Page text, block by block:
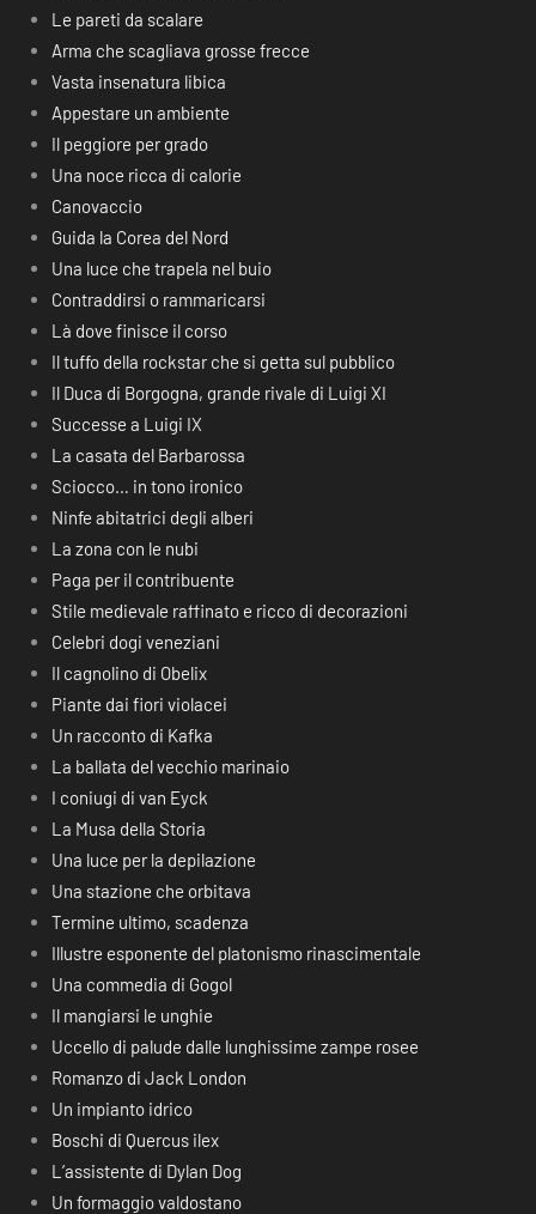
Le pareti da scalare
Arma che scagliava grosse frecce
Vasta insenatura libica
Appestare un ambiente
Il peggiore per grado
Una noce ricca di calorie
Canovaccio
Guida la Corea del Nord
Una luce che trapela nel buio
Contraddirsi o rammaricarsi
Là dove finisce il corso
Il tuffo della rockstar che si getta sul pubblico
Il Duca di Borgogna, grande rivale di Luigi XI
Successe a Luigi IX
La casata del Barbarossa
Sciocco… in tono ironico
Ninfe abitatrici degli alberi
La zona con le nubi
Paga per il contribuente
Stile medievale raffinato e ricco di decorazioni
Celebri dogi veneziani
Il cagnolino di Obelix
Piante dai fiori violacei
Un racconto di Kafka
La ballata del vecchio marinaio
I coniugi di van Eyck
La Musa della Storia
Una luce per la depilazione
Una stazione che orbitava
Termine ultimo, scadenza
Illustre esponente del platonismo rinascimentale
Una commedia di Gogol
Il mangiarsi le unghie
Uccello di palude dalle lunghissime zampe rosee
Romanzo di Jack London
Un impianto idrico
Boschi di Quercus ilex
L’assistente di Dylan Dog
Un formaggio valdostano